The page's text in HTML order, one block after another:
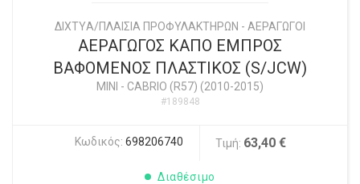
ΔΙΧΤYΑ/ΠΛΑΙΣΙΑ ΠΡΟΦΥΛΑΚΤΗΡΩΝ - ΑΕΡΑΓΩΓΟΙ
ΑΕΡΑΓΩΓΟΣ ΚΑΠΟ ΕΜΠΡΟΣ
ΒΑΦΟΜΕΝΟΣ ΠΛΑΣΤΙΚΟΣ (S/JCW)
MINI - CABRIO (R57) (2010-2015)
#189848
Κωδικός: 698206740 Τιμή: 63,40 €
Διαθέσιμο